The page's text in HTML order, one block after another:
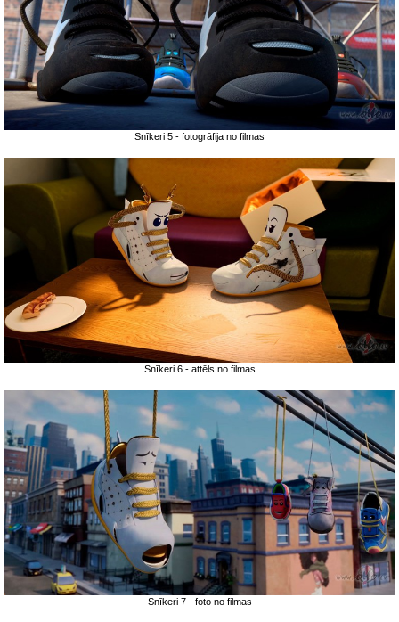
Snīkeri 5 - fotogrāfija no filmas
Snīkeri 6 - attēls no filmas
Snīkeri 7 - foto no filmas